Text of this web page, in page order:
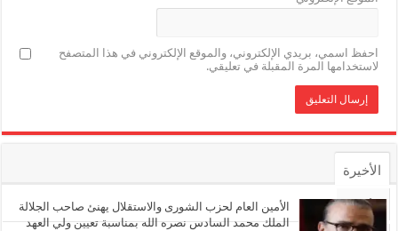
احفظ اسمي، بريدي الإلكتروني، والموقع الإلكتروني في هذا المتصفح
لاستخدامها المرة المقبلة في تعليقي.
الأخيرة
الأشهر
الأمين العام لحزب الشورى والاستقلال يهنئ صاحب الجلالة
الملك محمد السادس نصره الله بمناسبة تعيين ولي العهد